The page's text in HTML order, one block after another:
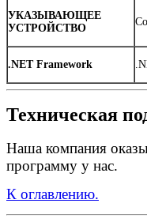
УКАЗЫВАЮЩЕЕ
УСТРОЙСТВО
.NET Framework
Техническая
Наша компания
программу у нас.
К оглавлению.